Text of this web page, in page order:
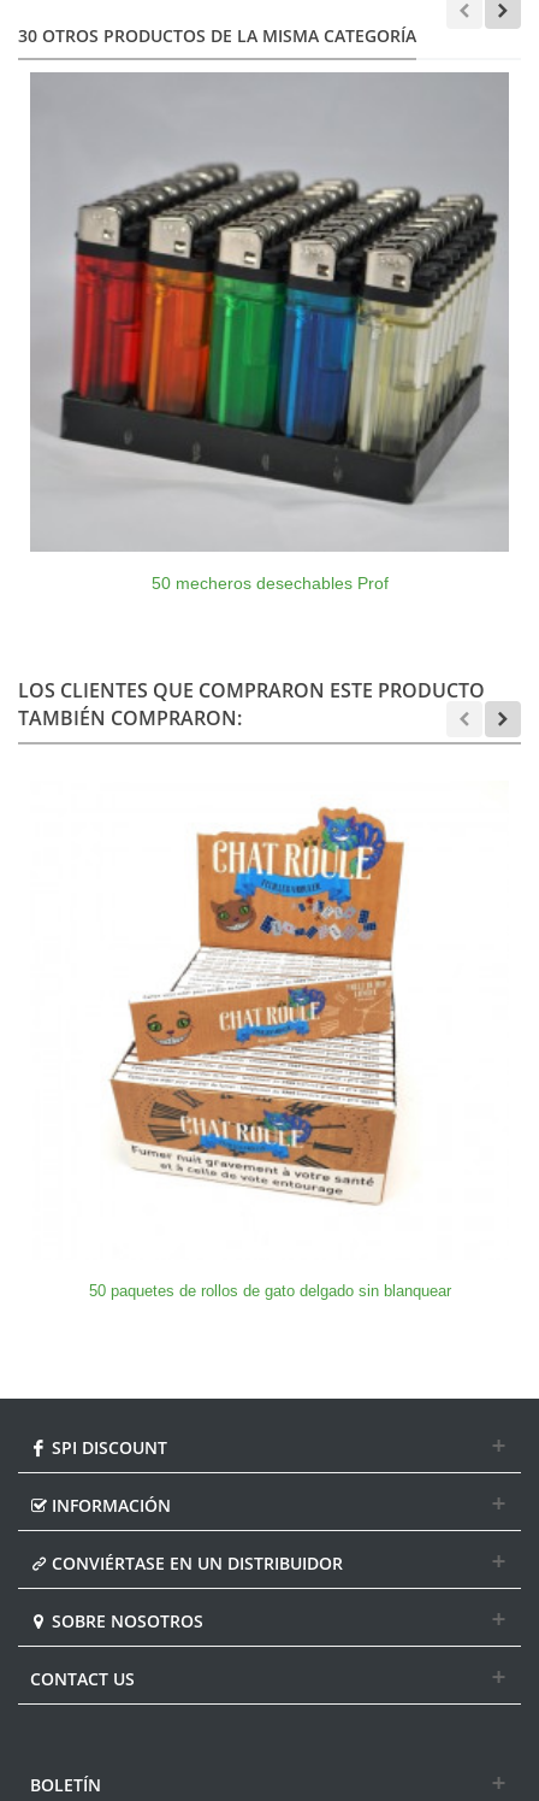
30 OTROS PRODUCTOS DE LA MISMA CATEGORÍA
50 mecheros desechables Prof
LOS CLIENTES QUE COMPRARON ESTE PRODUCTO
TAMBIÉN COMPRARON:
50 paquetes de rollos de gato delgado sin blanquear
SPI DISCOUNT
INFORMACIÓN
CONVIÉRTASE EN UN DISTRIBUIDOR
SOBRE NOSOTROS
CONTACT US
BOLETÍN